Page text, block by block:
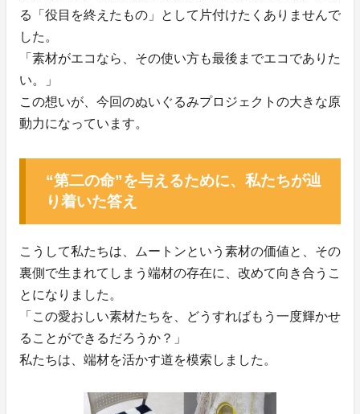
る「役目を終えたもの」として片付けたくありませんで
した。
「素材がエコなら、その使い方も最後までエコでありた
い。」
この想いが、今回のぬいぐるみプロジェクトの大きな原
動力になっています。
“第二の命”を与えるために、私たちが辿
り着いた答え
こうして私たちは、ムートンという素材の価値と、その
裏側で生まれてしまう端材の存在に、改めて向き合うこ
とになりました。
「この愛おしい素材たちを、どうすればもう一度輝かせ
ることができるだろうか？」
私たちは、端材を活かす道を模索しました。